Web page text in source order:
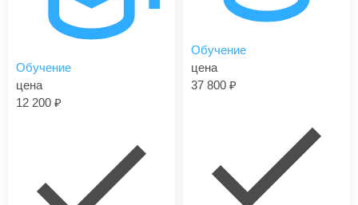
Обучение
цена
12 200
Обучение
цена
37 800